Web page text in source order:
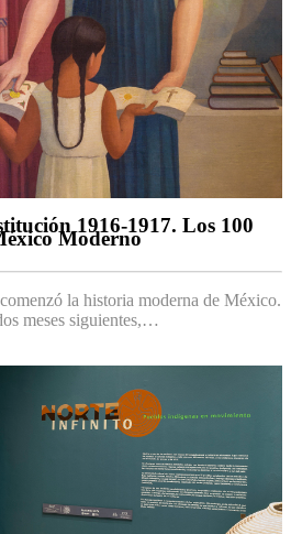
1916-1917. Los 100
Moderno
la historia moderna de México.
meses siguientes,…